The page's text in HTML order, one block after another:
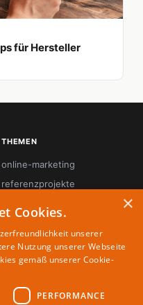
für Hersteller
THEMEN
online-marketing
referenzprojekte
tool-tipps
webdesign
×
Cookies.
unserer
Nutzung unserer Webseite
gemäß unserer Cookie-
PERFORMANCE